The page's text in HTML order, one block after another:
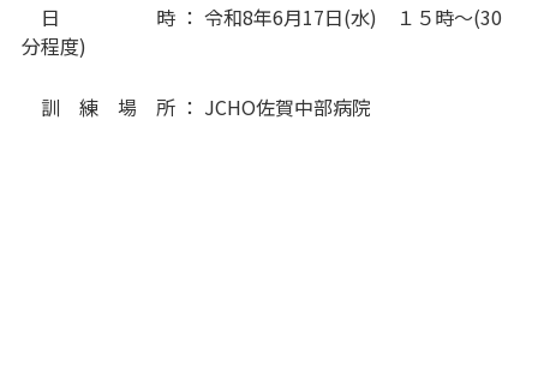
日 時 ： 令和8年6月17日(水) １５時～(30
分程度)
訓 練 場 所 ： JCHO佐賀中部病院